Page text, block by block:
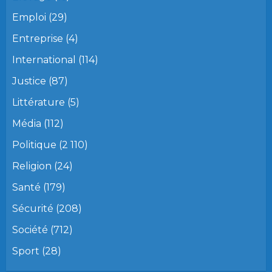
Emploi (29)
Entreprise (4)
International (114)
Justice (87)
Littérature (5)
Média (112)
Politique (2 110)
Religion (24)
Santé (179)
Sécurité (208)
Société (712)
Sport (28)